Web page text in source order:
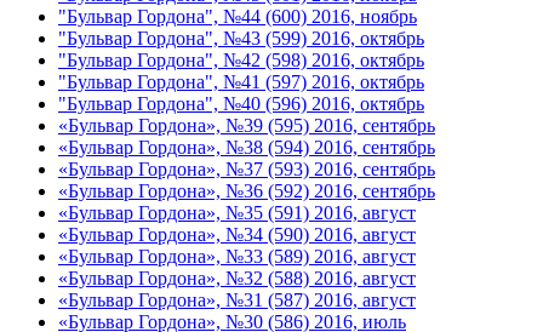
"Бульвар Гордона", №44 (600) 2016, ноябрь
"Бульвар Гордона", №43 (599) 2016, октябрь
"Бульвар Гордона", №42 (598) 2016, октябрь
"Бульвар Гордона", №41 (597) 2016, октябрь
"Бульвар Гордона", №40 (596) 2016, октябрь
«Бульвар Гордона», №39 (595) 2016, сентябрь
«Бульвар Гордона», №38 (594) 2016, сентябрь
«Бульвар Гордона», №37 (593) 2016, сентябрь
«Бульвар Гордона», №36 (592) 2016, сентябрь
«Бульвар Гордона», №35 (591) 2016, август
«Бульвар Гордона», №34 (590) 2016, август
«Бульвар Гордона», №33 (589) 2016, август
«Бульвар Гордона», №32 (588) 2016, август
«Бульвар Гордона», №31 (587) 2016, август
«Бульвар Гордона», №30 (586) 2016, июль